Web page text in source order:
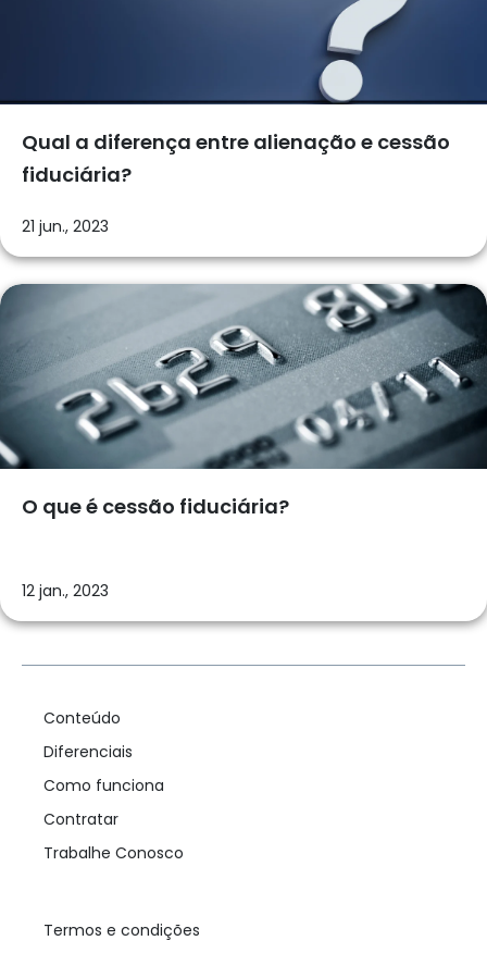
Qual a diferença entre alienação e cessão
fiduciária?
21 jun., 2023
O que é cessão fiduciária?
12 jan., 2023
Conteúdo
Diferenciais
Como funciona
Contratar
Trabalhe Conosco
Termos e condições